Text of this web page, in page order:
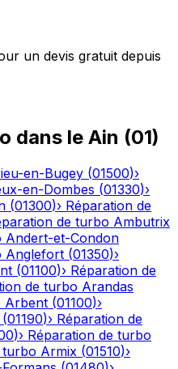
un devis gratuit depuis
dans le Ain (01)
en-Bugey (01500)›
en-Dombes (01330)›
(01300)› Réparation de
de turbo Ambutrix
Andert-et-Condon
Anglefort (01350)›
(01100)› Réparation de
de turbo Arandas
Arbent (01100)›
(01190)› Réparation de
)› Réparation de turbo
turbo Armix (01510)›